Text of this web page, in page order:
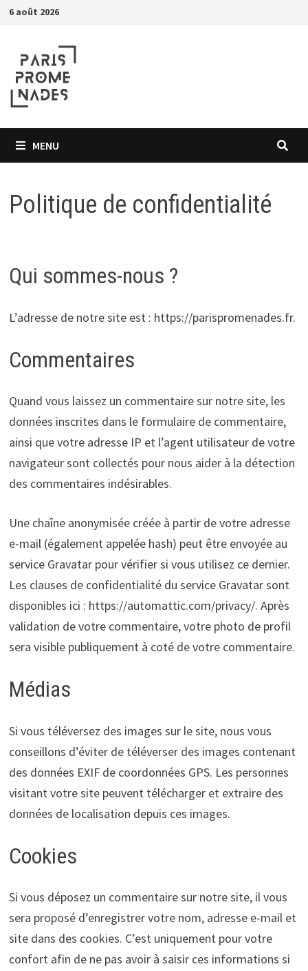
Passer
6 août 2026
MENU
Politique de confidentialité
Qui sommes-nous ?
L’adresse de notre site est : https://parispromenades.fr.
Commentaires
Quand vous laissez un commentaire sur notre site, les
données inscrites dans le formulaire de commentaire,
ainsi que votre adresse IP et l’agent utilisateur de votre
navigateur sont collectés pour nous aider à la détection
des commentaires indésirables.
Une chaîne anonymisée créée à partir de votre adresse
e-mail (également appelée hash) peut être envoyée au
service Gravatar pour vérifier si vous utilisez ce dernier.
Les clauses de confidentialité du service Gravatar sont
disponibles ici : https://automattic.com/privacy/. Après
validation de votre commentaire, votre photo de profil
sera visible publiquement à coté de votre commentaire.
Médias
Si vous téléversez des images sur le site, nous vous
conseillons d’éviter de téléverser des images contenant
des données EXIF de coordonnées GPS. Les personnes
visitant votre site peuvent télécharger et extraire des
données de localisation depuis ces images.
Cookies
Si vous déposez un commentaire sur notre site, il vous
sera proposé d’enregistrer votre nom, adresse e-mail et
site dans des cookies. C’est uniquement pour votre
confort afin de ne pas avoir à saisir ces informations si